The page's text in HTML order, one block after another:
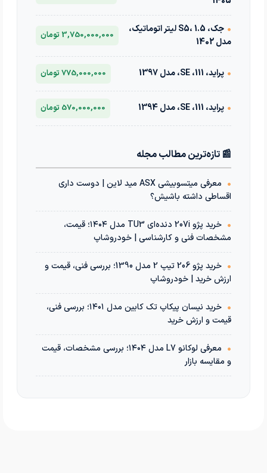
•
جک، S5، 1.5 لیتر اتوماتیک،
مدل 1402
3,750,000,000 تومان
• پراید، 111، SE، مدل 1397 775,000,000 تومان
• پراید، 111، SE، مدل 1394 570,000,000 تومان
📰 تازه‌ترین مطالب مجله
•
معرفی میتسوبیشی ASX مید لاین | دوست داری
اقساطی داشته باشیش؟
•
خرید پژو 207i دنده‌ای TU3 مدل ۱۴۰۴؛ قیمت،
مشخصات فنی و کارشناسی | خودروشاپ
•
خرید پژو 206 تیپ 2 مدل 1390؛ بررسی فنی، قیمت و
ارزش خرید | خودروشاپ
•
خرید نیسان پیکاپ تک کابین مدل ۱۴۰۱؛ بررسی فنی،
قیمت و ارزش خرید
•
معرفی لوکانو L7 مدل ۱۴۰۴؛ بررسی مشخصات، قیمت
و مقایسه بازار